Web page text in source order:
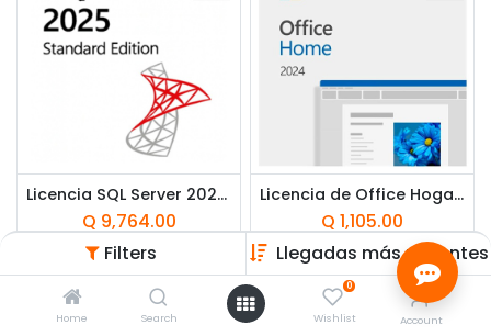
Filters Llegadas más recientes
Home Search
0
Wishlist Account
Licencia SQL Server 2025 Standard Comercial CSP Perpetua 1 Servidor
Q 9,764.00
Licencia de Office Hogar 2024 1PC/MAC ***FISICA***
Q 1,105.00